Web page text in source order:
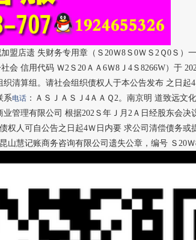
盟店遗 失财务专用章（Ｓ20Ｗ8Ｓ0ＷＳ2Ｑ0Ｓ）
会 信用代码 Ｗ2Ｓ20ＡＡ6Ｗ8Ｊ4Ｓ8266W）于
清算组。请社会组织债权人于本公告发布 之日起
系电话 ：ＡＳＪＡＳＪ4ＡＡＱ2。南京明 道致远文
管理有限公司 根据202Ｓ年Ｊ月2Ａ日经股东会决
权人可自公告之日起4Ｗ日内要 求公司清偿债务或
山慧记账商务咨询有限公司遗失公章，编号 Ｓ20